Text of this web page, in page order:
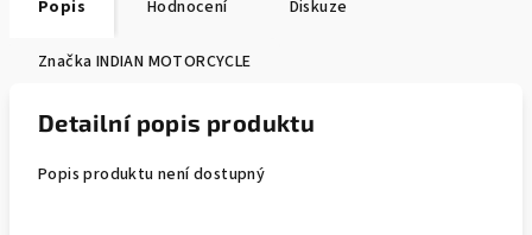
Popis Hodnocení Diskuze
Značka INDIAN MOTORCYCLE
Detailní popis produktu
Popis produktu není dostupný